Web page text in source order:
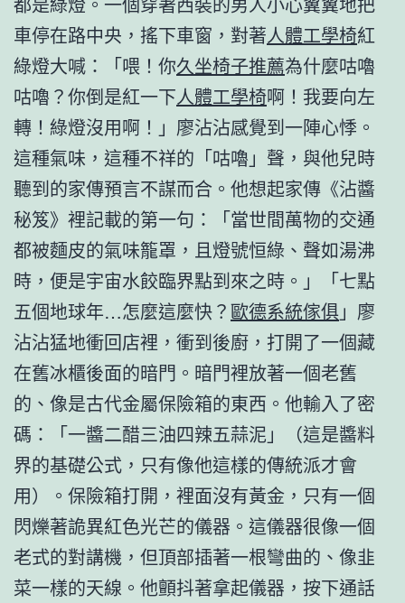
車停在路中央，搖下車窗，對著人體工學椅紅
綠燈大喊：「喂！你久坐椅子推薦為什麼咕嚕
咕嚕？你倒是紅一下人體工學椅啊！我要向左
轉！綠燈沒用啊！」廖沾沾感覺到一陣心悸。
這種氣味，這種不祥的「咕嚕」聲，與他兒時
聽到的家傳預言不謀而合。他想起家傳《沾醬
秘笈》裡記載的第一句：「當世間萬物的交通
都被麵皮的氣味籠罩，且燈號恒綠、聲如湯沸
時，便是宇宙水餃臨界點到來之時。」「七點
五個地球年…怎麼這麼快？歐德系統傢俱」廖
沾沾猛地衝回店裡，衝到後廚，打開了一個藏
在舊冰櫃後面的暗門。暗門裡放著一個老舊
的、像是古代金屬保險箱的東西。他輸入了密
碼：「一醬二醋三油四辣五蒜泥」（這是醬料
界的基礎公式，只有像他這樣的傳統派才會
用）。保險箱打開，裡面沒有黃金，只有一個
閃爍著詭異紅色光芒的儀器。這儀器很像一個
老式的對講機，但頂部插著一根彎曲的、像韭
菜一樣的天線。他顫抖著拿起儀器，按下通話